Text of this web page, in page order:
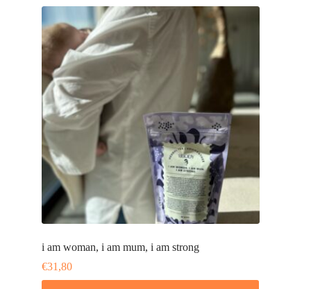
i am woman, i am mum, i am strong
€31,80